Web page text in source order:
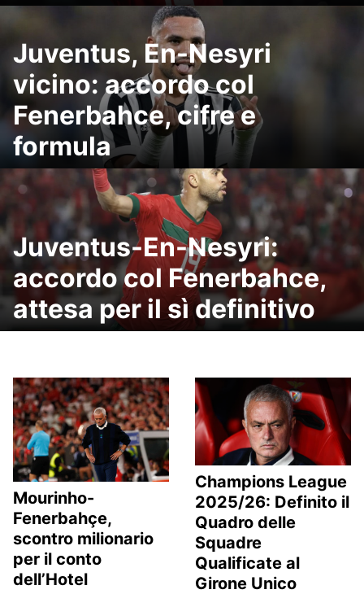
Juventus, En-Nesyri
vicino: accordo col
Fenerbahce, cifre e
formula
Juventus-En-Nesyri:
accordo col Fenerbahce,
attesa per il sì definitivo
Mourinho-
Fenerbahçe,
scontro milionario
per il conto
dell’Hotel
Champions League
2025/26: Definito il
Quadro delle
Squadre
Qualificate al
Girone Unico